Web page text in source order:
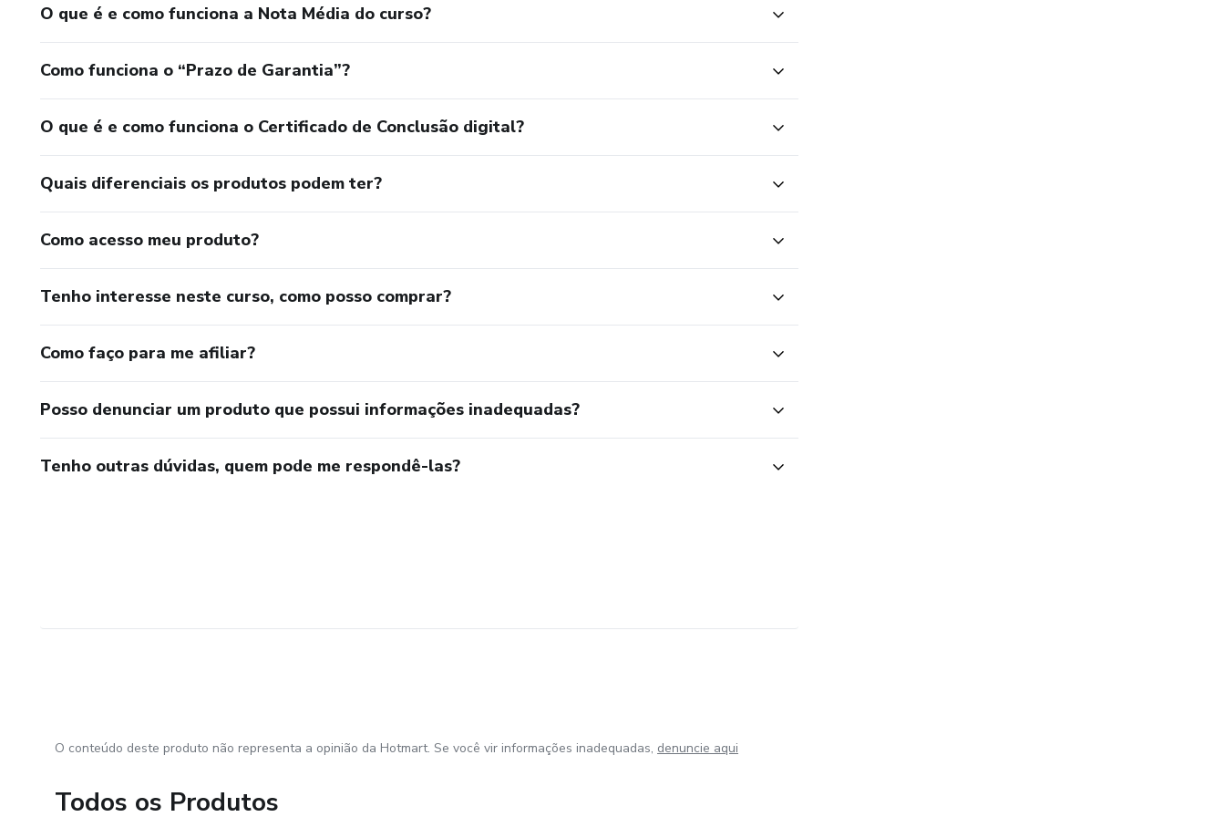
O que é e como funciona a Nota Média do curso?
Como funciona o “Prazo de Garantia”?
O que é e como funciona o Certificado de Conclusão digital?
Quais diferenciais os produtos podem ter?
Como acesso meu produto?
Tenho interesse neste curso, como posso comprar?
Como faço para me afiliar?
Posso denunciar um produto que possui informações inadequadas?
Tenho outras dúvidas, quem pode me respondê-las?
O conteúdo deste produto não representa a opinião da Hotmart. Se você vir informações inadequadas, denuncie aqui
Todos os Produtos